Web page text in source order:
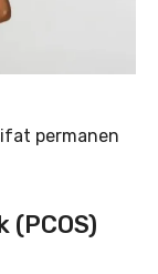
permanen
(PCOS)